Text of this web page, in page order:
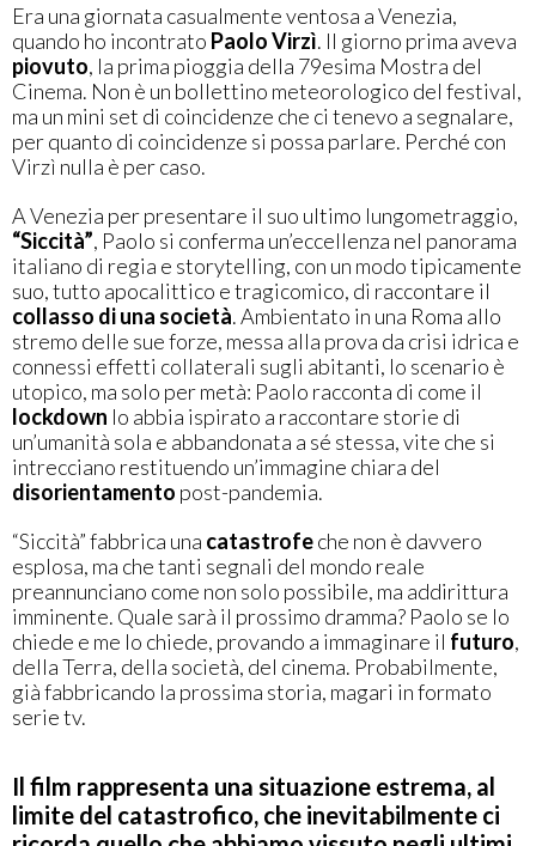
Era una giornata casualmente ventosa a Venezia,
quando ho incontrato Paolo Virzì. Il giorno prima aveva
piovuto, la prima pioggia della 79esima Mostra del
Cinema. Non è un bollettino meteorologico del festival,
ma un mini set di coincidenze che ci tenevo a segnalare,
per quanto di coincidenze si possa parlare. Perché con
Virzì nulla è per caso.
A Venezia per presentare il suo ultimo lungometraggio,
“Siccità”, Paolo si conferma un’eccellenza nel panorama
italiano di regia e storytelling, con un modo tipicamente
suo, tutto apocalittico e tragicomico, di raccontare il
collasso di una società. Ambientato in una Roma allo
stremo delle sue forze, messa alla prova da crisi idrica e
connessi effetti collaterali sugli abitanti, lo scenario è
utopico, ma solo per metà: Paolo racconta di come il
lockdown lo abbia ispirato a raccontare storie di
un’umanità sola e abbandonata a sé stessa, vite che si
intrecciano restituendo un’immagine chiara del
disorientamento post-pandemia.
“Siccità” fabbrica una catastrofeche non è davvero
esplosa, ma che tanti segnali del mondo reale
preannunciano come non solo possibile, ma addirittura
imminente. Quale sarà il prossimo dramma? Paolo se lo
chiede e me lo chiede, provando a immaginare il futuro,
della Terra, della società, del cinema. Probabilmente,
già fabbricando la prossima storia, magari in formato
serie tv.
Il film rappresenta una situazione estrema, al
limite del catastrofico, che inevitabilmente ci